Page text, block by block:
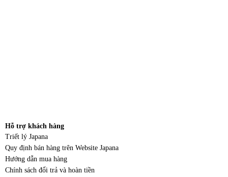
Hỗ trợ khách hàng
Triết lý Japana
Quy định bán hàng trên Website Japana
Hướng dẫn mua hàng
Chính sách đổi trả và hoàn tiền